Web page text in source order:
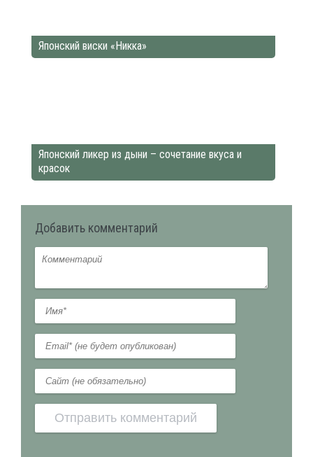
Японский виски «Никка»
Японский ликер из дыни – сочетание вкуса и
красок
Добавить комментарий